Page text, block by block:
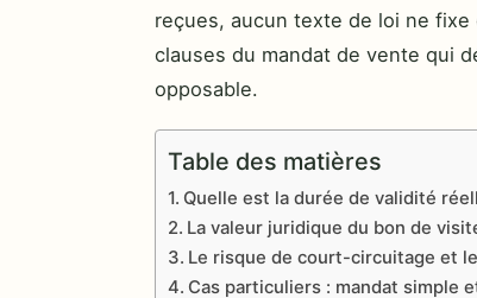
reçues, aucun texte de loi ne
clauses du mandat de vente qui
opposable.
Table des matières
Quelle est la durée de validité
La valeur juridique du bon de
Le risque de court-circuitage et
Cas particuliers : mandat simple